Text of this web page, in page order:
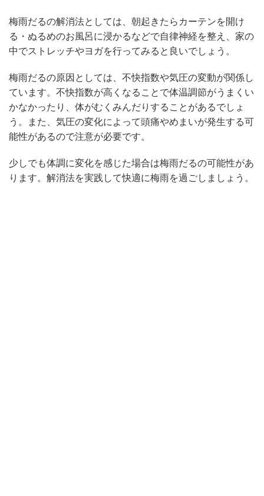
梅雨だるの解消法としては、朝起きたらカーテンを開け
る・ぬるめのお風呂に浸かるなどで自律神経を整え、家の
中でストレッチやヨガを行ってみると良いでしょう。
梅雨だるの原因としては、不快指数や気圧の変動が関係し
ています。不快指数が高くなることで体温調節がうまくい
かなかったり、体がむくみんだりすることがあるでしょ
う。また、気圧の変化によって頭痛やめまいが発生する可
能性があるので注意が必要です。
少しでも体調に変化を感じた場合は梅雨だるの可能性があ
ります。解消法を実践して快適に梅雨を過ごしましょう。